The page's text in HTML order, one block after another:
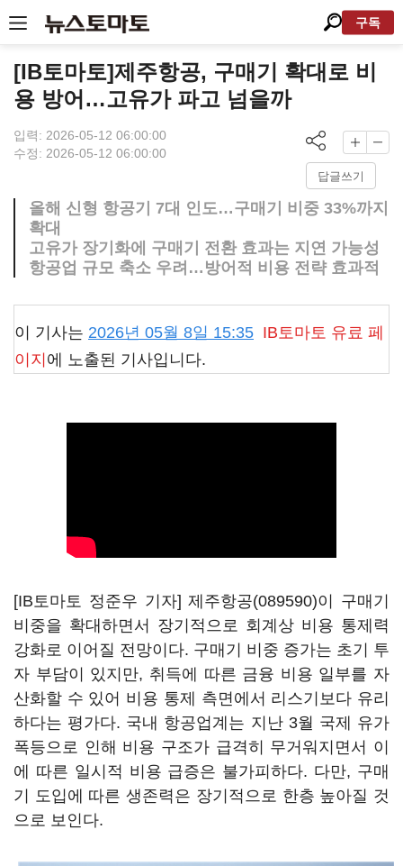
구독
[IB토마토]제주항공, 구매기 확대로 비
용 방어…고유가 파고 넘을까
입력: 2026-05-12 06:00:00
수정: 2026-05-12 06:00:00
답글쓰기
올해 신형 항공기 7대 인도…구매기 비중 33%까지
확대
고유가 장기화에 구매기 전환 효과는 지연 가능성
항공업 규모 축소 우려…방어적 비용 전략 효과적
이 기사는 2026년 05월 8일 15:35 IB토마토 유료 페
이지 에 노출된 기사입니다.
[IB토마토 정준우 기자]제주항공(089590)이 구매기
비중을 확대하면서 장기적으로 회계상 비용 통제력
강화로 이어질 전망이다. 구매기 비중 증가는 초기 투
자 부담이 있지만, 취득에 따른 금융 비용 일부를 자
산화할 수 있어 비용 통제 측면에서 리스기보다 유리
하다는 평가다. 국내 항공업계는 지난 3월 국제 유가
폭등으로 인해 비용 구조가 급격히 무거워지면서 이
에 따른 일시적 비용 급증은 불가피하다. 다만, 구매
기 도입에 따른 생존력은 장기적으로 한층 높아질 것
으로 보인다.